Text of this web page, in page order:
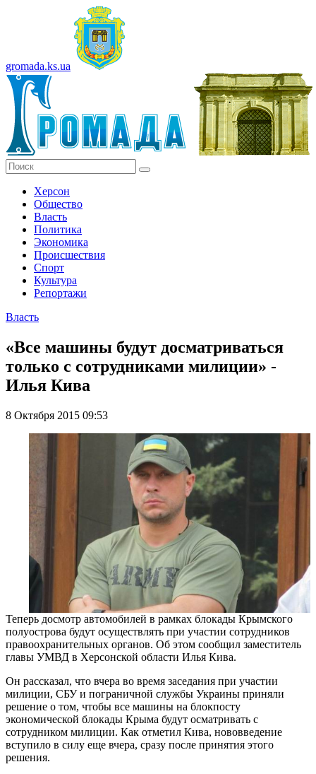
gromada.ks.ua
Херсон
Общество
Власть
Политика
Экономика
Происшествия
Спорт
Культура
Репортажи
Власть
«Все машины будут досматриваться
только с сотрудниками милиции» -
Илья Кива
8 Октября 2015 09:53
Теперь досмотр автомобилей в рамках блокады Крымского
полуострова будут осуществлять при участии сотрудников
правоохранительных органов. Об этом сообщил заместитель
главы УМВД в Херсонской области Илья Кива.
Он рассказал, что вчера во время заседания при участии
милиции, СБУ и пограничной службы Украины приняли
решение о том, чтобы все машины на блокпосту
экономической блокады Крыма будут осматривать с
сотрудником милиции. Как отметил Кива, нововведение
вступило в силу еще вчера, сразу после принятия этого
решения.